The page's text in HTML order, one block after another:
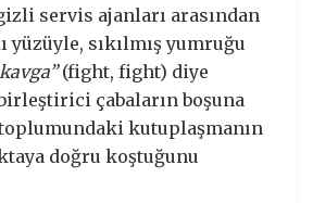
servis ajanları arasından
yüzüyle, sıkılmış yumruğu
(fight, fight) diye
çabaların boşuna
kutuplaşmanın
doğru koştuğunu